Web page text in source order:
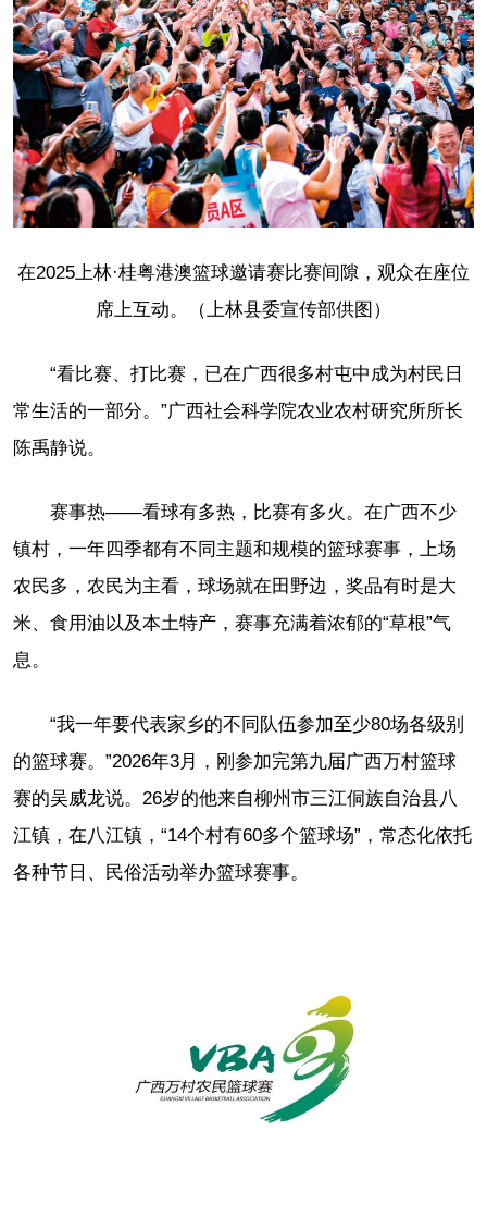
在2025上林·桂粤港澳篮球邀请赛比赛间隙，观众在座位
席上互动。（上林县委宣传部供图）
“看比赛、打比赛，已在广西很多村屯中成为村民日
常生活的一部分。”广西社会科学院农业农村研究所所长
陈禹静说。
赛事热——看球有多热，比赛有多火。在广西不少
镇村，一年四季都有不同主题和规模的篮球赛事，上场
农民多，农民为主看，球场就在田野边，奖品有时是大
米、食用油以及本土特产，赛事充满着浓郁的“草根”气
息。
“我一年要代表家乡的不同队伍参加至少80场各级别
的篮球赛。”2026年3月，刚参加完第九届广西万村篮球
赛的吴威龙说。26岁的他来自柳州市三江侗族自治县八
江镇，在八江镇，“14个村有60多个篮球场”，常态化依托
各种节日、民俗活动举办篮球赛事。